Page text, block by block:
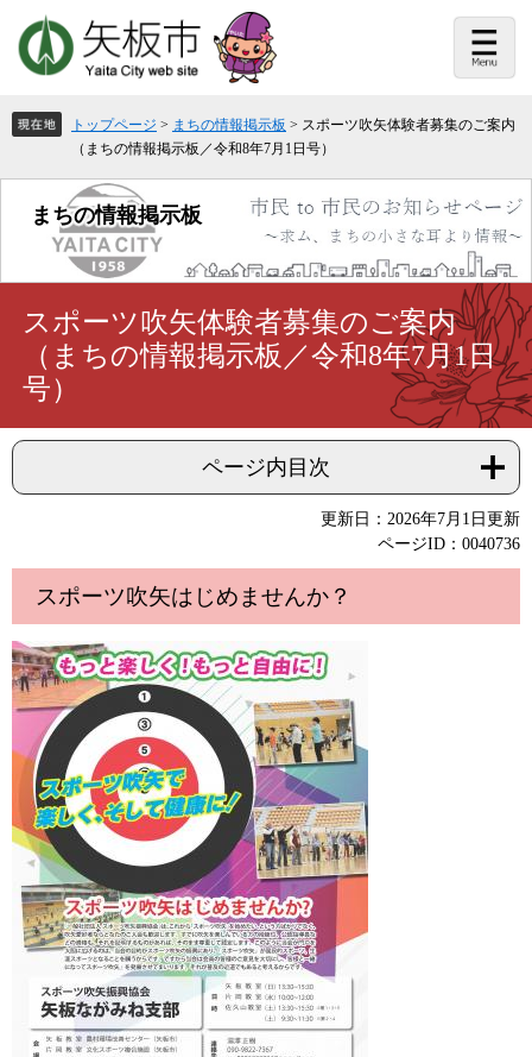
頭
で
飛
ば
て
トップページ > まちの情報掲示板 > スポーツ吹矢体験者募集のご案内
（まちの情報掲示板／令和8年7月1日号）
まちの情報掲示板
スポーツ吹矢体験者募集のご案内
（まちの情報掲示板／令和8年7月1日
号）
ページ内目次
更新日：2026年7月1日更新
ページID：0040736
スポーツ吹矢はじめませんか？